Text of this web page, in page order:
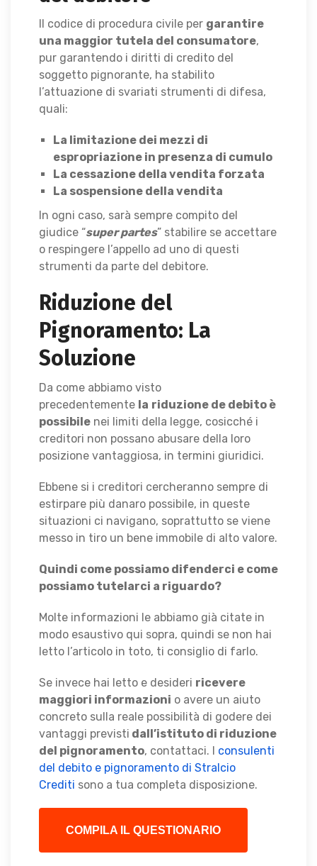
Il codice di procedura civile per garantire
una maggior tutela del consumatore,
pur garantendo i diritti di credito del
soggetto pignorante, ha stabilito
l’attuazione di svariati strumenti di difesa,
quali:
La limitazione dei mezzi di
espropriazione in presenza di cumulo
La cessazione della vendita forzata
La sospensione della vendita
In ogni caso, sarà sempre compito del
giudice “super partes” stabilire se accettare
o respingere l’appello ad uno di questi
strumenti da parte del debitore.
Riduzione del
Pignoramento: La
Soluzione
Da come abbiamo visto
precedentemente la riduzione de debito è
possibile nei limiti della legge, cosicché i
creditori non possano abusare della loro
posizione vantaggiosa, in termini giuridici.
Ebbene si i creditori cercheranno sempre di
estirpare più danaro possibile, in queste
situazioni ci navigano, soprattutto se viene
messo in tiro un bene immobile di alto valore.
Quindi come possiamo difenderci e come
possiamo tutelarci a riguardo?
Molte informazioni le abbiamo già citate in
modo esaustivo qui sopra, quindi se non hai
letto l’articolo in toto, ti consiglio di farlo.
Se invece hai letto e desideri ricevere
maggiori informazioni o avere un aiuto
concreto sulla reale possibilità di godere dei
vantaggi previsti dall’istituto di riduzione
del pignoramento, contattaci. I consulenti
del debito e pignoramento di Stralcio
Crediti sono a tua completa disposizione.
COMPILA IL QUESTIONARIO